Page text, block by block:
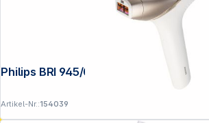
Philips BRI 945/00 Lumea Prestige
Artikel-Nr.:154039